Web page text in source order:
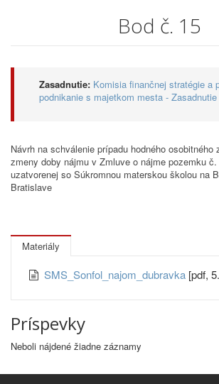
Bod č. 15
Zasadnutie: Komisia finančnej stratégie a
podnikanie s majetkom mesta -
Návrh na schválenie prípadu hodného
zmeny doby nájmu v Zmluve o nájme pozemku
uzatvorenej so Súkromnou materskou školou na
Bratislave
Materiály
SMS_Sonfol_najom_dubravka [pdf,
Príspevky
Neboli nájdené žiadne záznamy